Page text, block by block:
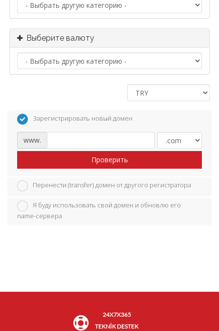
Выберите валюту
Зарегистрировать новый домен
www.
Проверить
Перенести (transfer) домен от другого регистратора
Я буду использовать свой домен и обновлю его
name-сервера
24X7X365
TEKNİK DESTEK